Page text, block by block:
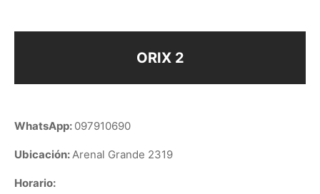
ORIX 2
WhatsApp: 097910690
Ubicación:Arenal Grande 2319
Horario: